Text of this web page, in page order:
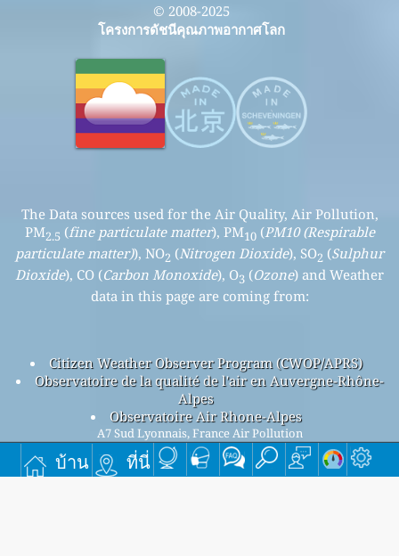
บ้าน ที่นี่
© 2008-2025
โครงการดัชนีคุณภาพอากาศโลก
The Data sources used for the Air Quality, Air Pollution,
PM2.5 (fine particulate matter), PM10(PM10 (Respirable
particulate matter)), NO2 (Nitrogen Dioxide), SO2 (Sulphur
Dioxide), CO (Carbon Monoxide), O3 (Ozone) and Weather
data in this page are coming from:
Citizen Weather Observer Program (CWOP/APRS)
Observatoire de la qualité de l'air en Auvergne-Rhône-
Alpes
Observatoire Air Rhone-Alpes
A7 Sud Lyonnais, France Air Pollution
A7 Sud Lyonnais overall air quality index is 30
A7 Sud Lyonnais PM2.5(fine particulate matter) AQI is 30 -
A7 Sud Lyonnais PM (PM10 (Respirable particulate matter))